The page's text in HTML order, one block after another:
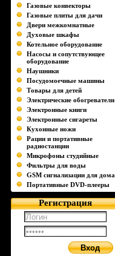
Газовые конвекторы
Газовые плиты для дачи
Двери межкомнатные
Духовые шкафы
Котельное оборудование
Насосы и сопутствующее
оборудование
Наушники
Посудомоечные машины
Товары для детей
Электрические обогреватели
Электронные книги
Электронные сигареты
Кухонные ножи
Рации и портативные
радиостанции
Микрофоны студийные
Фильтры для воды
GSM сигнализации для дома
Портативные DVD-плееры
Регистрация